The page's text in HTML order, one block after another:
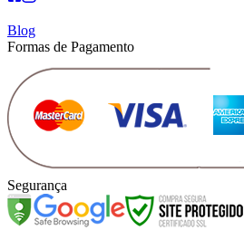
Blog
Formas de Pagamento
Segurança